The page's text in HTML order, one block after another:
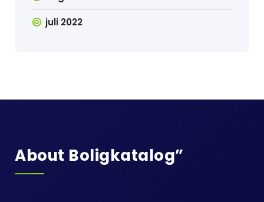
juli 2022
About Boligkatalog”